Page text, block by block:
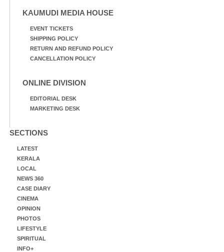
KAUMUDI MEDIA HOUSE
EVENT TICKETS
SHIPPING POLICY
RETURN AND REFUND POLICY
CANCELLATION POLICY
ONLINE DIVISION
EDITORIAL DESK
MARKETING DESK
SECTIONS
LATEST
KERALA
LOCAL
NEWS 360
CASE DIARY
CINEMA
OPINION
PHOTOS
LIFESTYLE
SPIRITUAL
INFO+